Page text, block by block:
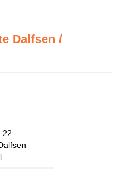
Dalfsen /
22